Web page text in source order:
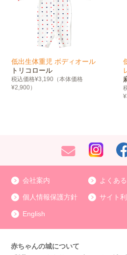
低出生体重児 ボディオール
トリコロール
税込価格¥3,190（本体価格
¥2,900）
会社案内 よくあ
個人情報保護方針 サイト
English
赤ちゃんの城について